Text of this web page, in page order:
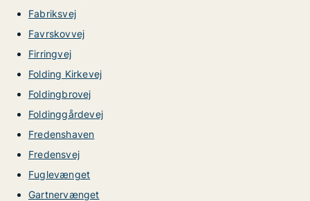
Fabriksvej
Favrskovvej
Firringvej
Folding Kirkevej
Foldingbrovej
Foldinggårdevej
Fredenshaven
Fredensvej
Fuglevænget
Gartnervænget